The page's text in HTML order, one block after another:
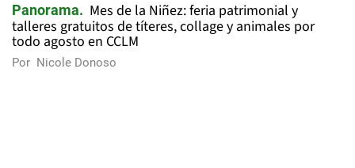
Panorama
Mes de la Niñez: feria patrimonial y
talleres gratuitos de títeres, collage y animales por
todo agosto en CCLM
Por Nicole Donoso